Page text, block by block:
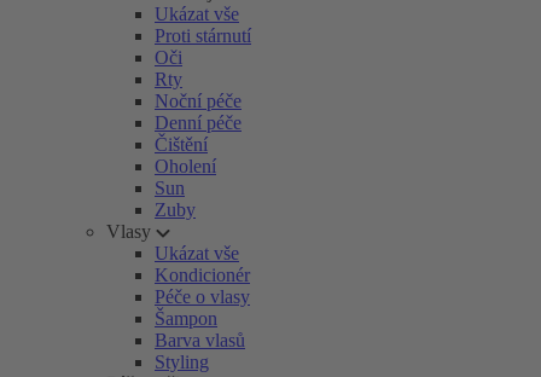
Ukázat vše
Proti stárnutí
Oči
Rty
Noční péče
Denní péče
Čištění
Oholení
Sun
Zuby
Vlasy
Ukázat vše
Kondicionér
Péče o vlasy
Šampon
Barva vlasů
Styling